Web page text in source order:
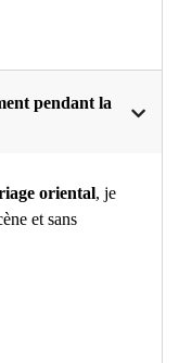
pendant la
oriental, je
et sans